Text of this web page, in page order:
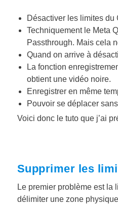
Désactiver les limites du
Techniquement le Meta
Passthrough. Mais cela
Quand on arrive à
La fonction
obtient une vidéo noire.
Enregistrer en même
Pouvoir se déplacer
Voici donc le tuto que j’ai
Supprimer les
Le premier problème est la
délimiter une zone